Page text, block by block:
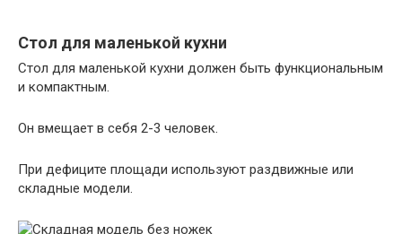
Стол для маленькой кухни
Стол для маленькой кухни должен быть функциональным
и компактным.
Он вмещает в себя 2-3 человек.
При дефиците площади используют раздвижные или
складные модели.